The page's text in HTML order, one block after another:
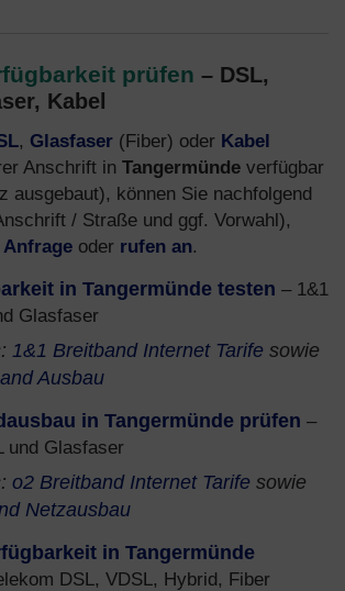
prüfen – DSL,
Kabel
, Glasfaser (Fiber) oder Kabel
Anschrift in Tangermünde verfügbar
ausgebaut), können Sie nachfolgend
/ Straße und ggf. Vorwahl),
Anfrage oder rufen an.
in Tangermünde testen – 1&1
Glasfaser
1&1 Breitband Internet Tarife sowie
Ausbau
in Tangermünde prüfen –
und Glasfaser
o2 Breitband Internet Tarife sowie
Netzausbau
in Tangermünde
DSL, VDSL, Hybrid, Fiber